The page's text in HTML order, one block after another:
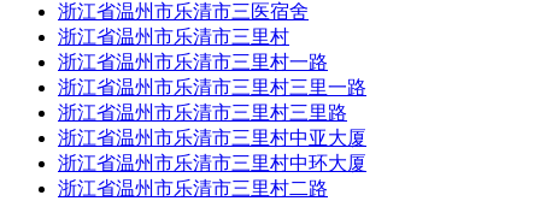
浙江省温州市乐清市三医宿舍
浙江省温州市乐清市三里村
浙江省温州市乐清市三里村一路
浙江省温州市乐清市三里村三里一路
浙江省温州市乐清市三里村三里路
浙江省温州市乐清市三里村中亚大厦
浙江省温州市乐清市三里村中环大厦
浙江省温州市乐清市三里村二路